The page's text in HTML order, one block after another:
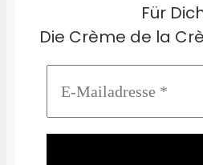
Für
Die Crème de la